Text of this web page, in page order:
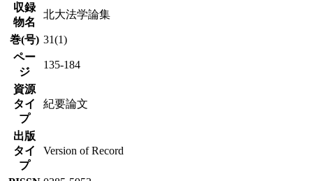
収録
物名
北大法学論集
巻(号) 31(1)
ペー
ジ
135-184
資源
タイ
プ
紀要論文
出版
タイ
プ
Version of Record